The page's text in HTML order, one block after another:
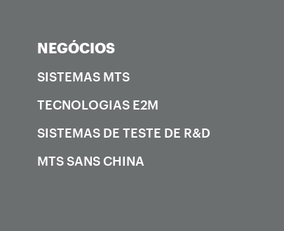
NEGÓCIOS
SISTEMAS MTS
TECNOLOGIAS E2M
SISTEMAS DE TESTE DE R&D
MTS SANS CHINA